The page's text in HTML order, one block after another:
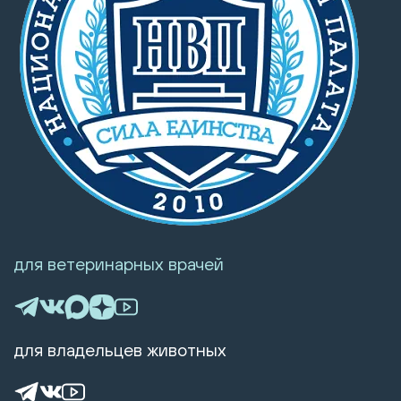
для ветеринарных врачей
для владельцев животных